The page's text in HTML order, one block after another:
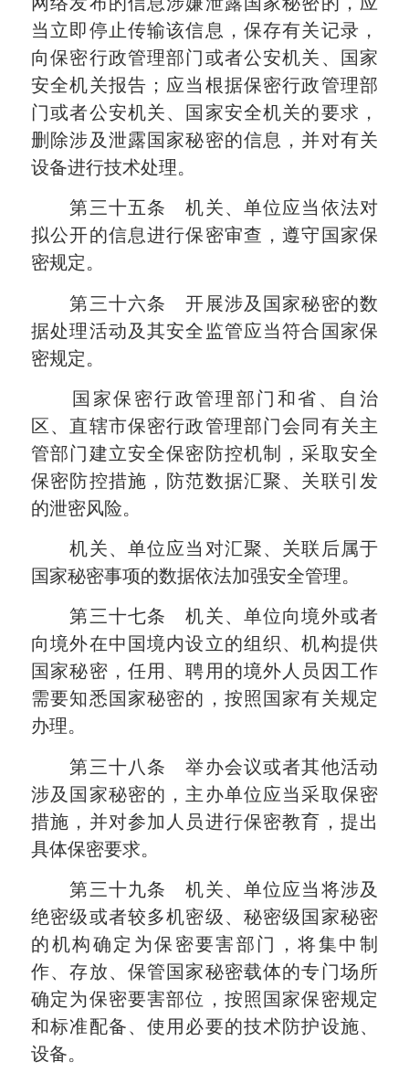
当立即停止传输该信息，保存有关记录，
向保密行政管理部门或者公安机关、国家
安全机关报告；应当根据保密行政管理部
门或者公安机关、国家安全机关的要求，
删除涉及泄露国家秘密的信息，并对有关
设备进行技术处理。
第三十五条 机关、单位应当依法对
拟公开的信息进行保密审查，遵守国家保
密规定。
第三十六条 开展涉及国家秘密的数
据处理活动及其安全监管应当符合国家保
密规定。
国家保密行政管理部门和省、自治
区、直辖市保密行政管理部门会同有关主
管部门建立安全保密防控机制，采取安全
保密防控措施，防范数据汇聚、关联引发
的泄密风险。
机关、单位应当对汇聚、关联后属于
国家秘密事项的数据依法加强安全管理。
第三十七条 机关、单位向境外或者
向境外在中国境内设立的组织、机构提供
国家秘密，任用、聘用的境外人员因工作
需要知悉国家秘密的，按照国家有关规定
办理。
第三十八条 举办会议或者其他活动
涉及国家秘密的，主办单位应当采取保密
措施，并对参加人员进行保密教育，提出
具体保密要求。
第三十九条 机关、单位应当将涉及
绝密级或者较多机密级、秘密级国家秘密
的机构确定为保密要害部门，将集中制
作、存放、保管国家秘密载体的专门场所
确定为保密要害部位，按照国家保密规定
和标准配备、使用必要的技术防护设施、
设备。